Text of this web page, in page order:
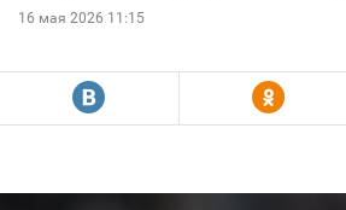
16 мая 2026 11:15
R Y